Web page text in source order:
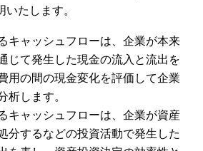
たします。
キャッシュフローは、企業が本来
じて発生した現金の流入と流出を
用の間の現金変化を評価して企業
析します。
キャッシュフローは、企業が資産
分するなどの投資活動で発生した